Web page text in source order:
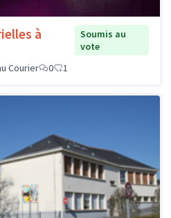
à
Soumis au
vote
Courier
0 1